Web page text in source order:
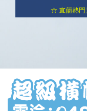
☆ 宜蘭熱門